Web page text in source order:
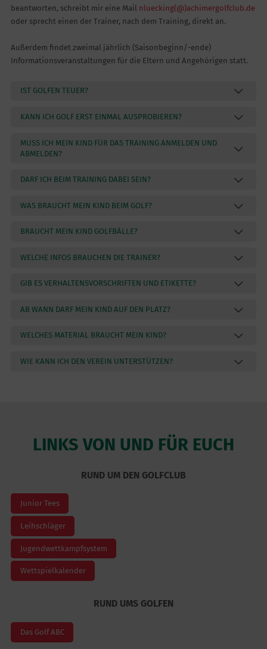
beantworten, schreibt mir eine Mail nluecking(@)achimergolfclub.de
oder sprecht einen der Trainer, nach dem Training, direkt an.
Außerdem findet zweimal jährlich (Saisonbeginn/-ende)
Informationsveranstaltungen für die Eltern und Angehörigen statt.
IST GOLFEN TEUER?
KANN ICH GOLF ERST EINMAL AUSPROBIEREN?
MUSS ICH MEIN KIND FÜR DAS TRAINING ANMELDEN UND
ABMELDEN?
DARF ICH BEIM TRAINING DABEI SEIN?
WAS BRAUCHT MEIN KIND BEIM GOLF?
BRAUCHT MEIN KIND GOLFBÄLLE?
WELCHE INFOS BRAUCHEN DIE TRAINER?
GIB ES VERHALTENSVORSCHRIFTEN UND ETIKETTE?
AB WANN DARF MEIN KIND AUF DEN PLATZ?
WELCHES MATERIAL BRAUCHT MEIN KIND?
WIE KANN ICH DEN VEREIN UNTERSTÜTZEN?
LINKS VON UND FÜR EUCH
RUND UM DEN GOLFCLUB
Junior Tees
Leihschläger
Jugendwettkampfsystem
Wettspielkalender
RUND UMS GOLFEN
Das Golf ABC